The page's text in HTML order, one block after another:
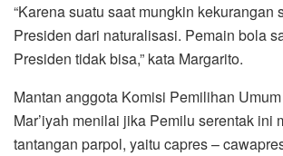
“Karena suatu saat mungkin kekurangan
Presiden dari naturalisasi. Pemain bola
Presiden tidak bisa,” kata Margarito.
Mantan anggota Komisi Pemilihan
Mar’iyah menilai jika Pemilu serentak ini
tantangan parpol, yaitu capres –